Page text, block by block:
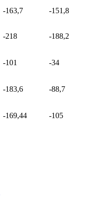
-163,7 -151,8
-218 -188,2
-101 -34
-183,6 -88,7
-169,44 -105